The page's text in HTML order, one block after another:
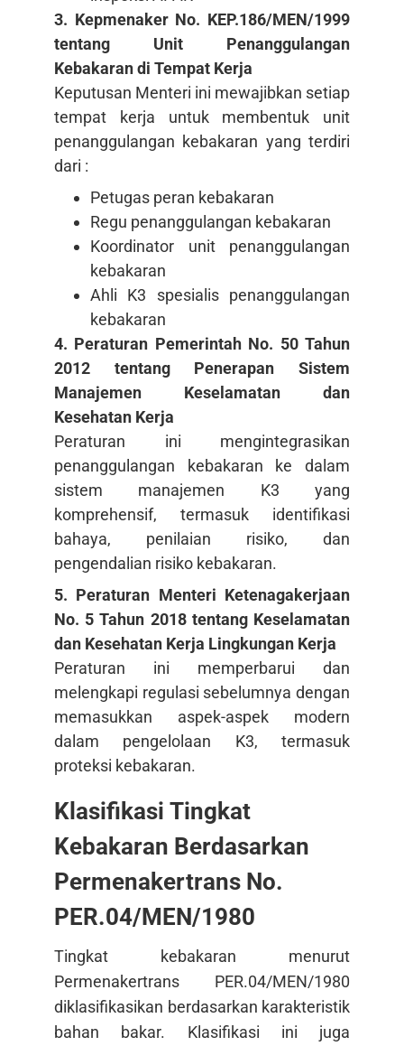
3. Kepmenaker No. KEP.186/MEN/1999
tentang Unit Penanggulangan
Kebakaran di Tempat Kerja
Keputusan Menteri ini mewajibkan setiap
tempat kerja untuk membentuk unit
penanggulangan kebakaran yang terdiri
dari :
Petugas peran kebakaran
Regu penanggulangan kebakaran
Koordinator unit penanggulangan
kebakaran
Ahli K3 spesialis penanggulangan
kebakaran
4. Peraturan Pemerintah No. 50 Tahun
2012 tentang Penerapan Sistem
Manajemen Keselamatan dan
Kesehatan Kerja
Peraturan ini mengintegrasikan
penanggulangan kebakaran ke dalam
sistem manajemen K3 yang
komprehensif, termasuk identifikasi
bahaya, penilaian risiko, dan
pengendalian risiko kebakaran.
5. Peraturan Menteri Ketenagakerjaan
No. 5 Tahun 2018 tentang Keselamatan
dan Kesehatan Kerja Lingkungan Kerja
Peraturan ini memperbarui dan
melengkapi regulasi sebelumnya dengan
memasukkan aspek-aspek modern
dalam pengelolaan K3, termasuk
proteksi kebakaran.
Klasifikasi Tingkat
Kebakaran Berdasarkan
Permenakertrans No.
PER.04/MEN/1980
Tingkat kebakaran menurut
Permenakertrans PER.04/MEN/1980
diklasifikasikan berdasarkan karakteristik
bahan bakar. Klasifikasi ini juga